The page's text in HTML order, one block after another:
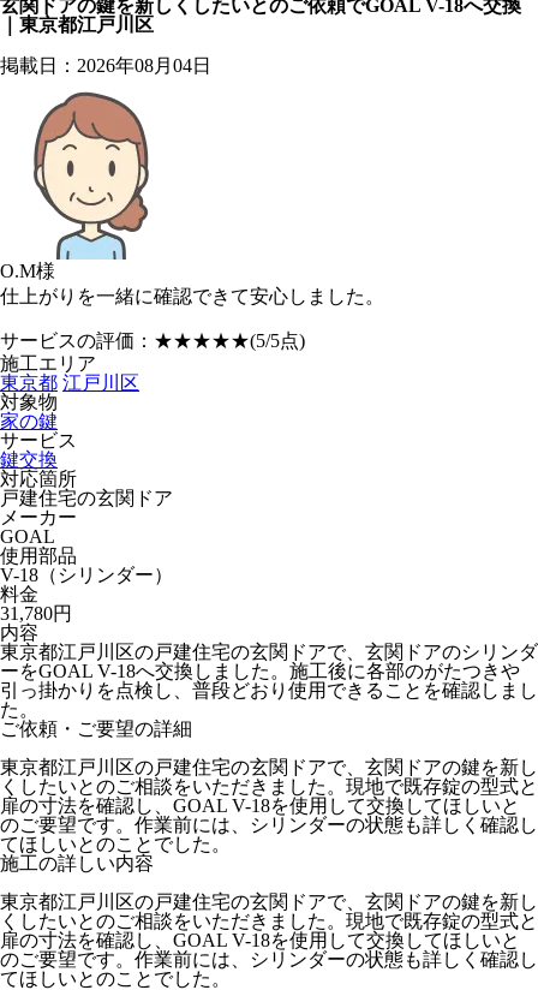
玄関ドアの鍵を新しくしたいとのご依頼でGOAL V-18へ交換
｜東京都江戸川区
掲載日：2026年08月04日
O.M様
仕上がりを一緒に確認できて安心しました。
サービスの評価： ★★★★★(5/5点)
施工エリア
東京都 江戸川区
対象物
家の鍵
サービス
鍵交換
対応箇所
戸建住宅の玄関ドア
メーカー
GOAL
使用部品
V-18（シリンダー）
料金
31,780円
内容
東京都江戸川区の戸建住宅の玄関ドアで、玄関ドアのシリンダ
ーをGOAL V-18へ交換しました。施工後に各部のがたつきや
引っ掛かりを点検し、普段どおり使用できることを確認しまし
た。
ご依頼・ご要望の詳細
東京都江戸川区の戸建住宅の玄関ドアで、玄関ドアの鍵を新し
くしたいとのご相談をいただきました。現地で既存錠の型式と
扉の寸法を確認し、GOAL V-18を使用して交換してほしいと
のご要望です。作業前には、シリンダーの状態も詳しく確認し
てほしいとのことでした。
施工の詳しい内容
東京都江戸川区の戸建住宅の玄関ドアで、玄関ドアの鍵を新し
くしたいとのご相談をいただきました。現地で既存錠の型式と
扉の寸法を確認し、GOAL V-18を使用して交換してほしいと
のご要望です。作業前には、シリンダーの状態も詳しく確認し
てほしいとのことでした。